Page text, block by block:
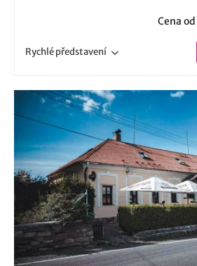
Cena od
Rychlépředstavení